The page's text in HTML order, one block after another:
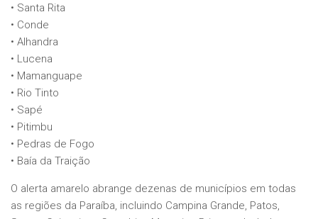
• Santa Rita
• Conde
• Alhandra
• Lucena
• Mamanguape
• Rio Tinto
• Sapé
• Pitimbu
• Pedras de Fogo
• Baía da Traição
O alerta amarelo abrange dezenas de municípios em todas
as regiões da Paraíba, incluindo Campina Grande, Patos,